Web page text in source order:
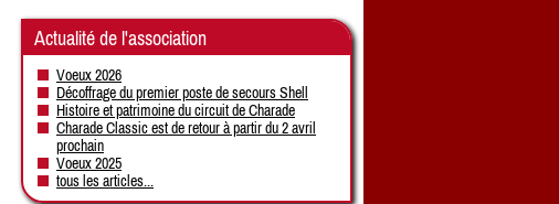
Actualité de l'association
Voeux 2026
Décoffrage du premier poste de secours Shell
Histoire et patrimoine du circuit de Charade
Charade Classic est de retour à partir du 2 avril
prochain
Voeux 2025
tous les articles...